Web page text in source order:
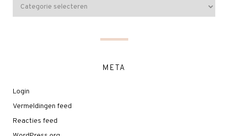
META
Login
Vermeldingen feed
Reacties feed